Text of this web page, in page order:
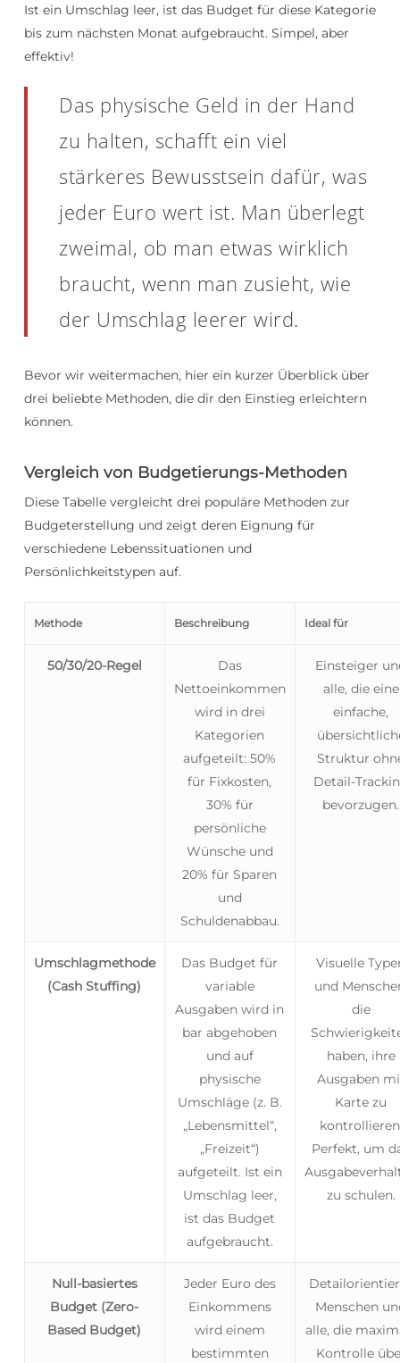
Ist ein Umschlag leer, ist das Budget für diese Kategorie
bis zum nächsten Monat aufgebraucht. Simpel, aber
effektiv!
Das physische Geld in der Hand
zu halten, schafft ein viel
stärkeres Bewusstsein dafür, was
jeder Euro wert ist. Man überlegt
zweimal, ob man etwas wirklich
braucht, wenn man zusieht, wie
der Umschlag leerer wird.
Bevor wir weitermachen, hier ein kurzer Überblick über
drei beliebte Methoden, die dir den Einstieg erleichtern
können.
Vergleich von Budgetierungs-Methoden
Diese Tabelle vergleicht drei populäre Methoden zur
Budgeterstellung und zeigt deren Eignung für
verschiedene Lebenssituationen und
Persönlichkeitstypen auf.
Methode Beschreibung Ideal für
50/30/20-Regel
Das
Nettoeinkommen
wird in drei
Kategorien
aufgeteilt: 50%
für Fixkosten,
30% für
persönliche
Wünsche und
20% für Sparen
und
Schuldenabbau.
Einsteiger
alle, die eine
einfache,
Struktur
Detail-
bevorzugen.
Umschlagmethode
(Cash Stuffing)
Das Budget für
variable
Ausgaben wird in
bar abgehoben
und auf
physische
Umschläge (z. B.
„Lebensmittel“,
„Freizeit“)
aufgeteilt. Ist ein
Umschlag leer,
ist das Budget
aufgebraucht.
Visuelle
und
die
haben, ihre
Ausgaben
Karte zu
Perfekt, um
zu schulen.
Null-basiertes
Budget (Zero-
Based Budget)
Jeder Euro des
Einkommens
wird einem
bestimmten
Menschen
alle, die
Kontrolle